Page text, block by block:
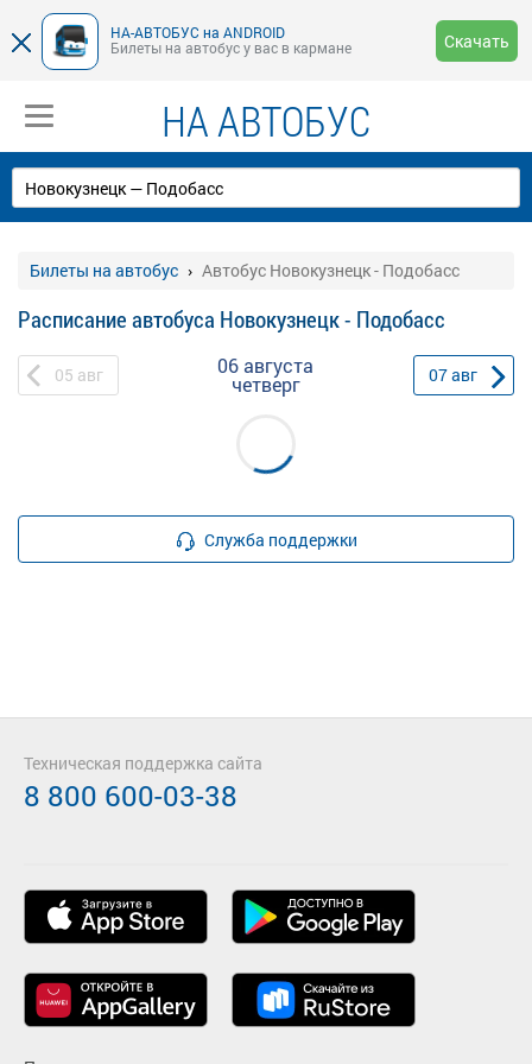
НА-АВТОБУС на ANDROID
Билеты на автобус у вас в кармане
Скачать
НА АВТОБУС
Билеты на автобус Автобус Новокузнецк - Подобасс
Расписание автобуса Новокузнецк - Подобасс
05 авг 06 августа
четверг 07авг
Служба поддержки
Техническая поддержка сайта
8 800 600-03-38